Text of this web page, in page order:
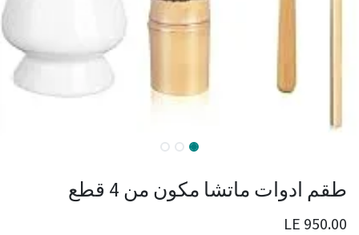
طقم ادوات ماتشا مكون من 4 قطع
950.00